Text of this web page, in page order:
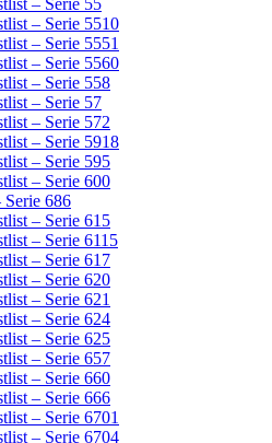
– Serie 55
– Serie 5510
– Serie 5551
– Serie 5560
– Serie 558
– Serie 57
– Serie 572
– Serie 5918
– Serie 595
– Serie 600
Serie 686
– Serie 615
– Serie 6115
– Serie 617
– Serie 620
– Serie 621
– Serie 624
– Serie 625
– Serie 657
– Serie 660
– Serie 666
– Serie 6701
– Serie 6704